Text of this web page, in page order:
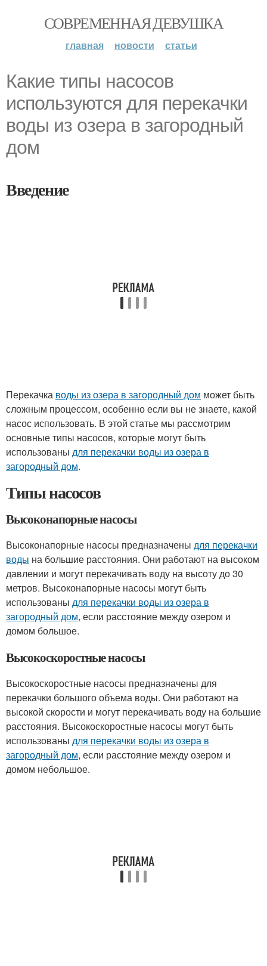
СОВРЕМЕННАЯ ДЕВУШКА
главная новости статьи
Какие типы насосов
используются для перекачки
воды из озера в загородный
дом
Введение
Перекачка воды из озера в загородный дом может быть
сложным процессом, особенно если вы не знаете, какой
насос использовать. В этой статье мы рассмотрим
основные типы насосов, которые могут быть
использованы для перекачки воды из озера в
загородный дом.
Типы насосов
Высоконапорные насосы
Высоконапорные насосы предназначены для перекачки
воды на большие расстояния. Они работают на высоком
давлении и могут перекачивать воду на высоту до 30
метров. Высоконапорные насосы могут быть
использованы для перекачки воды из озера в
загородный дом, если расстояние между озером и
домом большое.
Высокоскоростные насосы
Высокоскоростные насосы предназначены для
перекачки большого объема воды. Они работают на
высокой скорости и могут перекачивать воду на большие
расстояния. Высокоскоростные насосы могут быть
использованы для перекачки воды из озера в
загородный дом, если расстояние между озером и
домом небольшое.